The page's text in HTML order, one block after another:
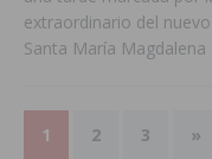
extraordinario del
Santa María Magdalena
1 2 3 »